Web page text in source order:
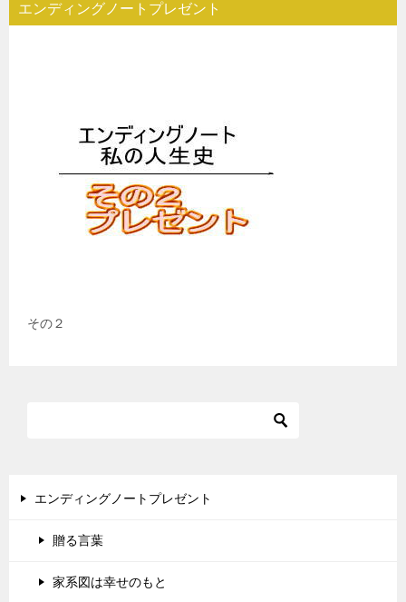
エンディングノートプレゼント
その２
エンディングノートプレゼント
贈る言葉
家系図は幸せのもと